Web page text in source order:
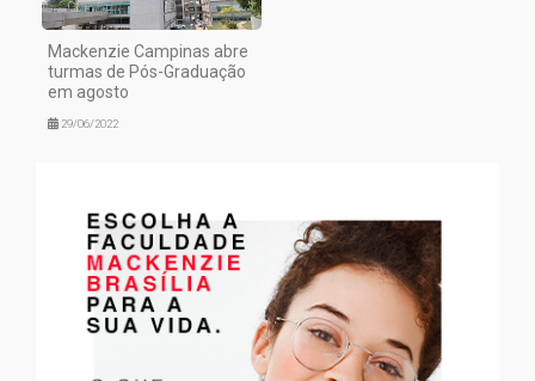
Mackenzie Campinas abre
turmas de Pós-Graduação
em agosto
29/06/2022